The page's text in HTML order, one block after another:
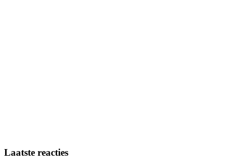
Laatste reacties